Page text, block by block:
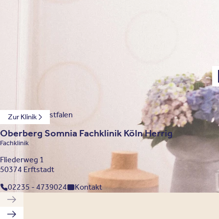
Zur Klinik
Nordrhein-Westfalen
Oberberg Somnia Fachklinik Köln Herrig
Fachklinik
Fliederweg 1
50374 Erftstadt
02235 - 4739024
Kontakt
Vorherige Klinik